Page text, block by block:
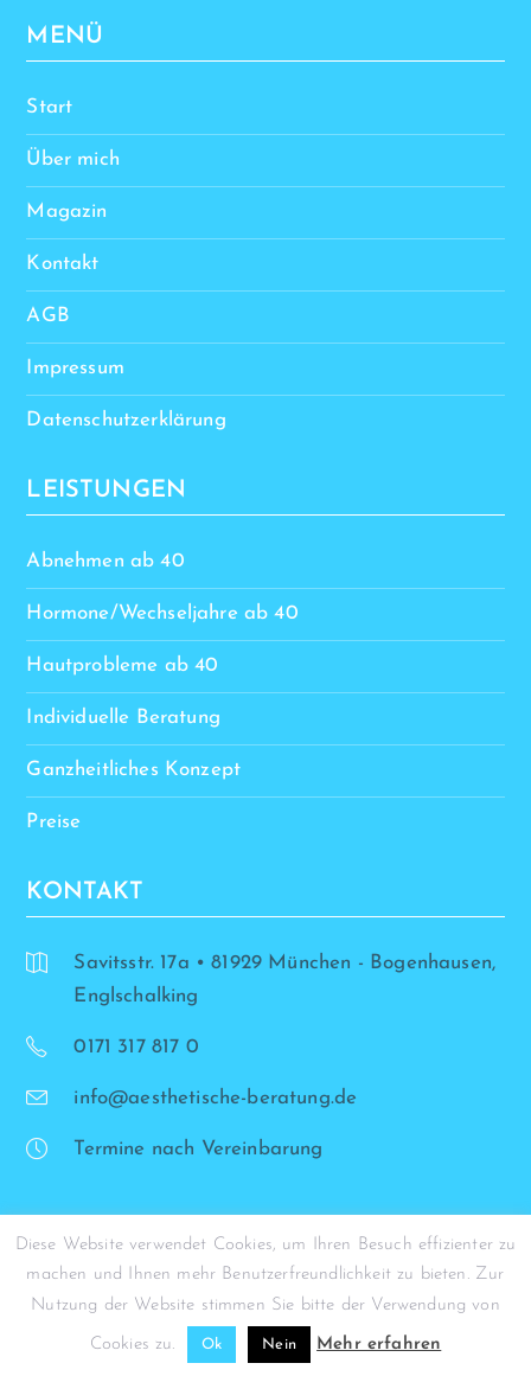
MENÜ
Start
Über mich
Magazin
Kontakt
AGB
Impressum
Datenschutzerklärung
LEISTUNGEN
Abnehmen ab 40
Hormone/Wechseljahre ab 40
Hautprobleme ab 40
Individuelle Beratung
Ganzheitliches Konzept
Preise
KONTAKT
Savitsstr. 17a • 81929 München - Bogenhausen,
Englschalking
0171 317 817 0
info@aesthetische-beratung.de
Termine nach Vereinbarung
© Simona Stohrer - 2026
Diese Website verwendet Cookies, um Ihren Besuch effizienter zu
machen und Ihnen mehr Benutzerfreundlichkeit zu bieten. Zur
Nutzung der Website stimmen Sie bitte der Verwendung von
Cookies zu. Ok Nein Mehr erfahren